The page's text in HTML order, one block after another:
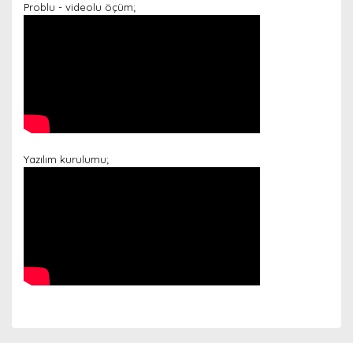
Problu - videolu öçüm;
Yazılım kurulumu;